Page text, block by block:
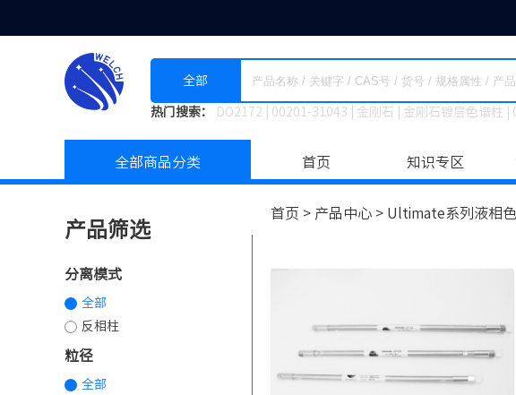
全部
热门搜索： DO2172 00201-31043 金刚石 金刚石镀层色谱柱
全部商品分类 首页 知识专区
首页 > 产品中心 > Ultimate系列液相
产品筛选
分离模式
全部
反相柱
粒径
全部